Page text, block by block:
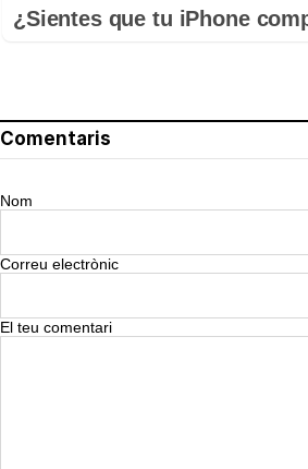
¿Sientes que tu iPhone
Comentaris
Nom
Correu electrònic
El teu comentari